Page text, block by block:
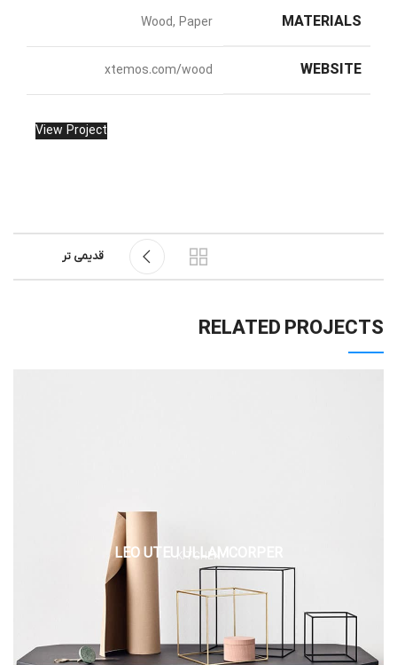
MATERIALS
Wood, Paper
WEBSITE
xtemos.com/wood
View Project
قدیمی تر
RELATED PROJECTS
KITCHEN
LEO UTEU ULLAMCORPER